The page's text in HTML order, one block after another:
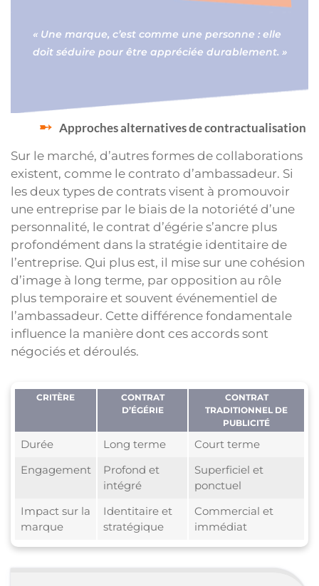
« Une marque, c’est comme une personne : elle
doit séduire pour être appréciée durablement. »
Approches alternatives de contractualisation
Sur le marché, d’autres formes de collaborations
existent, comme le contrato d’ambassadeur. Si
les deux types de contrats visent à promouvoir
une entreprise par le biais de la notoriété d’une
personnalité, le contrat d’égérie s’ancre plus
profondément dans la stratégie identitaire de
l’entreprise. Qui plus est, il mise sur une cohésion
d’image à long terme, par opposition au rôle
plus temporaire et souvent événementiel de
l’ambassadeur. Cette différence fondamentale
influence la manière dont ces accords sont
négociés et déroulés.
CRITÈRE
CONTRAT
D’ÉGÉRIE
CONTRAT
TRADITIONNEL DE
PUBLICITÉ
Durée Long terme
Court terme
Engagement
Profond et
intégré
Superficiel et
ponctuel
Impact sur la
marque
Identitaire et
stratégique
Commercial et
immédiat